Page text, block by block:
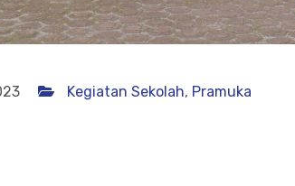
Kegiatan Sekolah, Pramuka